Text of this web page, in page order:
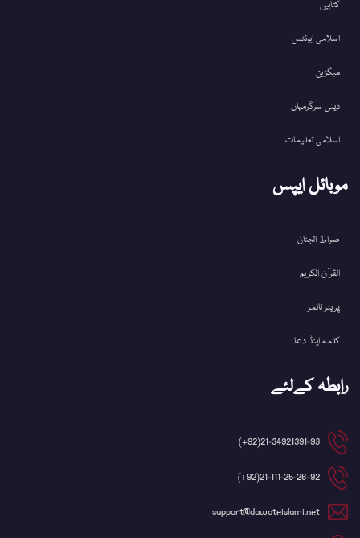
کتابیں
اسلامی ایونٹس
میگزین
دینی سرگرمیاں
اسلامی تعلیمات
موبائل ایپس
صراط الجنان
القرآن الکریم
پریئر ٹائمز
کلمہ اینڈ دعا
رابطہ کےلئے
21-34921391-93(92+)
21-111-25-26-92(92+)
support@dawateislami.net